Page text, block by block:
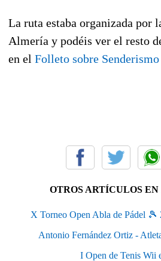
La ruta estaba organizada por
Almería y podéis ver el resto
en el Folleto sobre Senderismo
OTROS ARTÍCULOS
X Torneo Open Abla de Pádel 🎾
Antonio Fernández Ortiz -
I Open de Tenis Wii